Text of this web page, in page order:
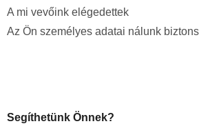
A mi vevőink elégedettek
Az Ön személyes adatai nálunk
Segíthetünk Önnek?